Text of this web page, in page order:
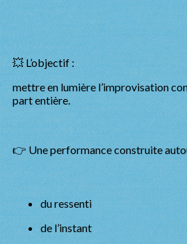
💥 L’objectif :
mettre en lumière l’improvisation
part entière.
👉 Une performance construite
du ressenti
de l’instant